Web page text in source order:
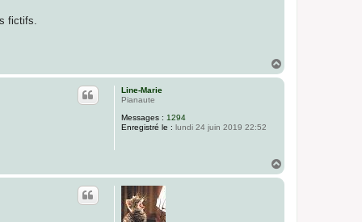
fictifs.
u
Line-Marie
Pianaute
Messages : 1294
Enregistré le : lundi 24 juin 2019 22:52
u